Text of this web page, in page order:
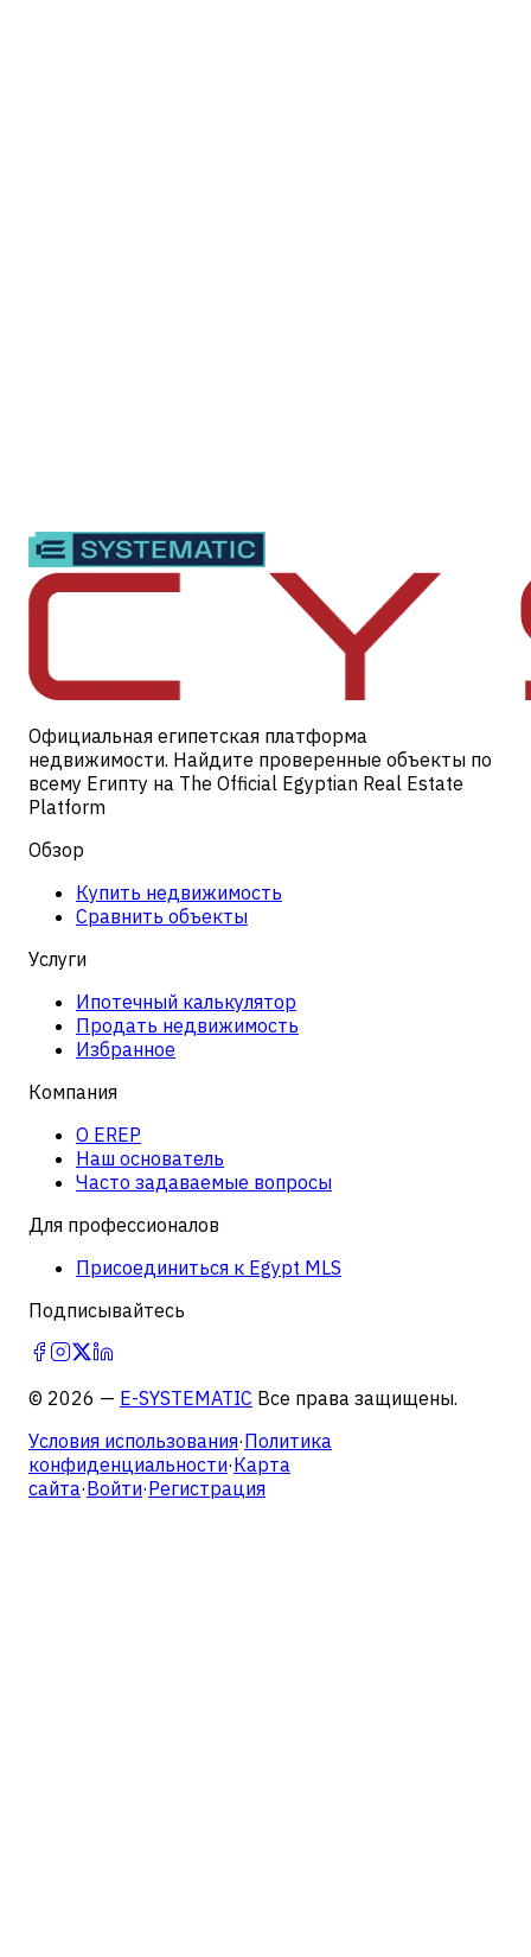
Официальная египетская платформа
недвижимости. Найдите проверенные объекты по
всему Египту на The Official Egyptian Real Estate
Platform
Обзор
Купить недвижимость
Сравнить объекты
Услуги
Ипотечный калькулятор
Продать недвижимость
Избранное
Компания
О EREP
Наш основатель
Часто задаваемые вопросы
Для профессионалов
Присоединиться к Egypt MLS
Подписывайтесь
© 2026 — E-SYSTEMATIC Все права защищены.
Условия использования·Политика
конфиденциальности·Карта
сайта·Войти·Регистрация